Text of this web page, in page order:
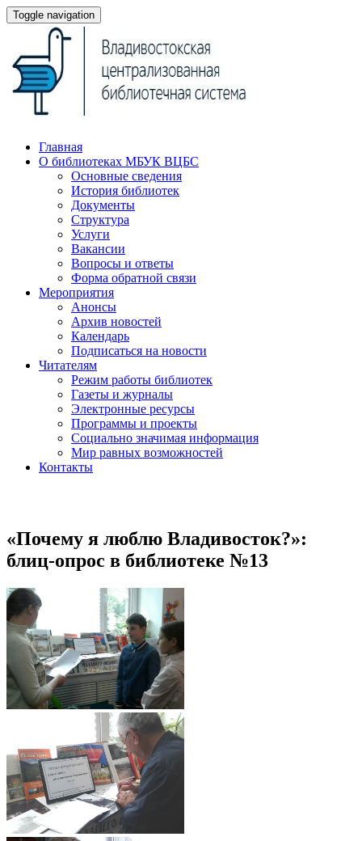
Toggle navigation
Главная
О библиотеках МБУК ВЦБС
Основные сведения
История библиотек
Документы
Структура
Услуги
Вакансии
Вопросы и ответы
Форма обратной связи
Мероприятия
Анонсы
Архив новостей
Календарь
Подписаться на новости
Читателям
Режим работы библиотек
Газеты и журналы
Электронные ресурсы
Программы и проекты
Социально значимая информация
Мир равных возможностей
Контакты
«Почему я люблю Владивосток?»:
блиц-опрос в библиотеке №13